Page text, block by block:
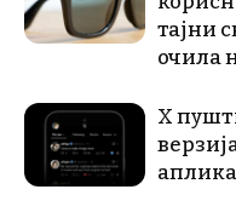
тајни
очила
X